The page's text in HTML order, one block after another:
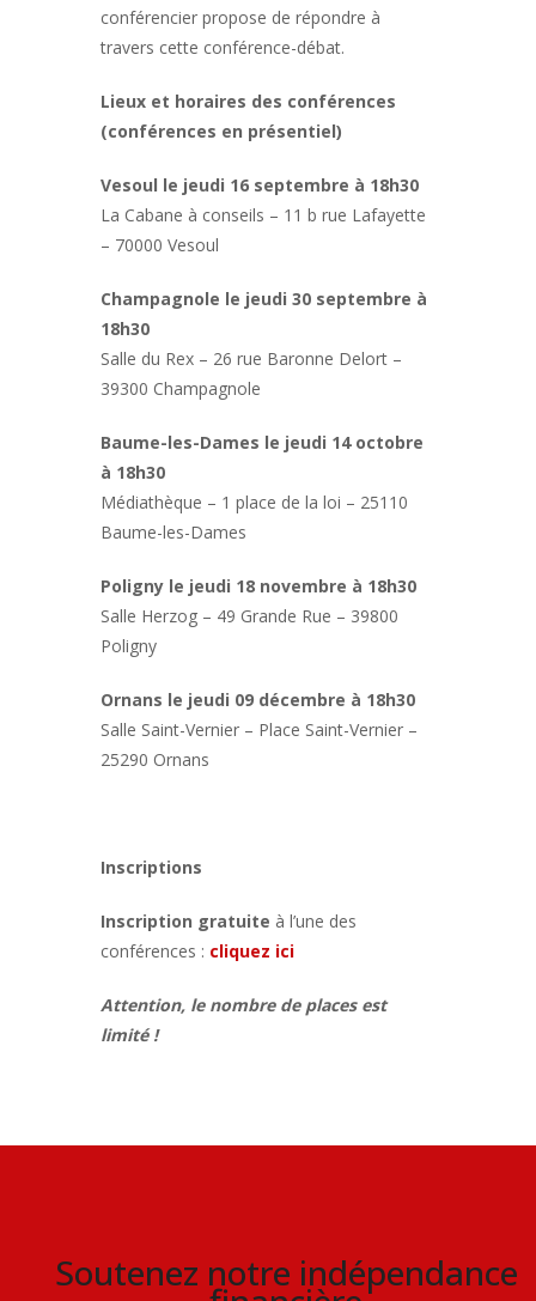
conférencier propose de répondre à
travers cette conférence-débat.
Lieux et horaires des conférences
(conférences en présentiel)
Vesoul le jeudi 16 septembre à 18h30
La Cabane à conseils – 11 b rue Lafayette
– 70000 Vesoul
Champagnole le jeudi 30 septembre à
18h30
Salle du Rex – 26 rue Baronne Delort –
39300 Champagnole
Baume-les-Dames le jeudi 14 octobre
à 18h30
Médiathèque – 1 place de la loi – 25110
Baume-les-Dames
Poligny le jeudi 18 novembre à 18h30
Salle Herzog – 49 Grande Rue – 39800
Poligny
Ornans le jeudi 09 décembre à 18h30
Salle Saint-Vernier – Place Saint-Vernier –
25290 Ornans
Inscriptions
Inscription gratuite à l’une des
conférences : cliquez ici
Attention, le nombre de places est
limité !
Soutenez notre indépendance